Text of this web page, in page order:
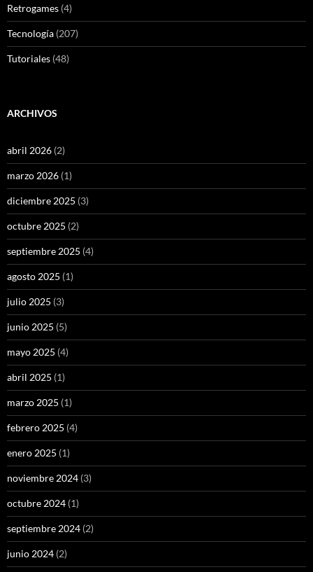
Retrogames (4)
Tecnología (207)
Tutoriales (48)
ARCHIVOS
abril 2026 (2)
marzo 2026 (1)
diciembre 2025 (3)
octubre 2025 (2)
septiembre 2025 (4)
agosto 2025 (1)
julio 2025 (3)
junio 2025 (5)
mayo 2025 (4)
abril 2025 (1)
marzo 2025 (1)
febrero 2025 (4)
enero 2025 (1)
noviembre 2024 (3)
octubre 2024 (1)
septiembre 2024 (2)
junio 2024 (2)